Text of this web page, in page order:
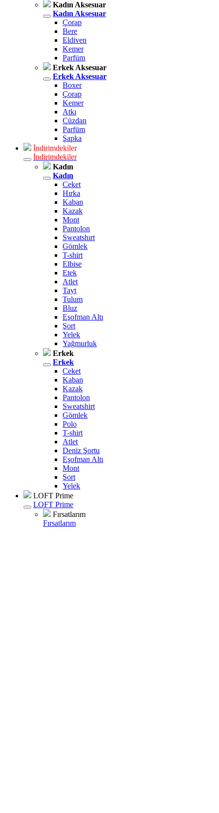
Kadın Aksesuar
Kadın Aksesuar
Çorap
Bere
Eldiven
Kemer
Parfüm
Erkek Aksesuar
Erkek Aksesuar
Boxer
Çorap
Kemer
Atkı
Cüzdan
Parfüm
Şapka
İndirimdekiler
İndirimdekiler
Kadın
Kadın
Ceket
Hırka
Kaban
Kazak
Mont
Pantolon
Sweatshırt
Gömlek
T-shirt
Elbise
Etek
Atlet
Tayt
Tulum
Bluz
Eşofman Altı
Şort
Yelek
Yağmurluk
Erkek
Erkek
Ceket
Kaban
Kazak
Pantolon
Sweatshirt
Gömlek
Polo
T-shirt
Atlet
Deniz Şortu
Eşofman Altı
Mont
Şort
Yelek
LOFT Prime
LOFT Prime
Fırsatlarım
Fırsatlarım